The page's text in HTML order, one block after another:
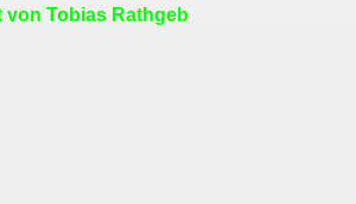
von Tobias Rathgeb